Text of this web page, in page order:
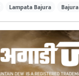
Lampata Bajura Bajura